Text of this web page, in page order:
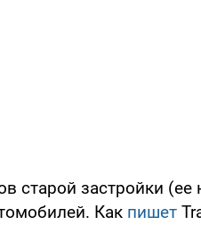
старой застройки
Как пишет